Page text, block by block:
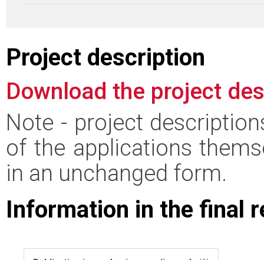
Project description
Download the project
Note - project
of the applications
in an unchanged form.
Information in the final